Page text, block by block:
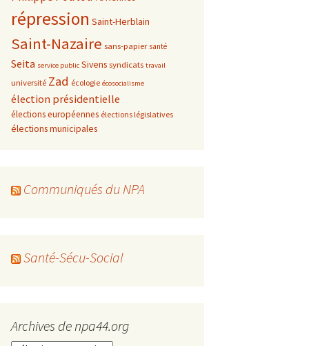
répression Saint-Herblain
Saint-Nazaire sans-papier santé
Seita service public Sivens syndicats travail
université Zad écologie écosocialisme
élection présidentielle
élections européennes élections législatives
élections municipales
Communiqués du NPA
Santé-Sécu-Social
Archives de npa44.org